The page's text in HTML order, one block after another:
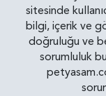
sitesinde
bilgi, içerik ve
doğruluğu ve
sorumluluk